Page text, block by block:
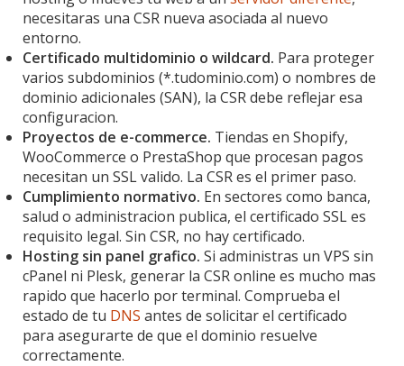
necesitaras una CSR nueva asociada al nuevo
entorno.
Certificado multidominio o wildcard. Para proteger
varios subdominios (*.tudominio.com) o nombres de
dominio adicionales (SAN), la CSR debe reflejar esa
configuracion.
Proyectos de e-commerce. Tiendas en Shopify,
WooCommerce o PrestaShop que procesan pagos
necesitan un SSL valido. La CSR es el primer paso.
Cumplimiento normativo. En sectores como banca,
salud o administracion publica, el certificado SSL es
requisito legal. Sin CSR, no hay certificado.
Hosting sin panel grafico. Si administras un VPS sin
cPanel ni Plesk, generar la CSR online es mucho mas
rapido que hacerlo por terminal. Comprueba el
estado de tu DNS antes de solicitar el certificado
para asegurarte de que el dominio resuelve
correctamente.